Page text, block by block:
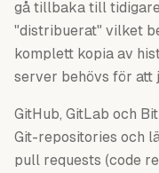
gå tillbaka till
"distribuerat" vilket
komplett kopia av
server behövs för att
GitHub, GitLab och
Git-repositories och
pull requests (code